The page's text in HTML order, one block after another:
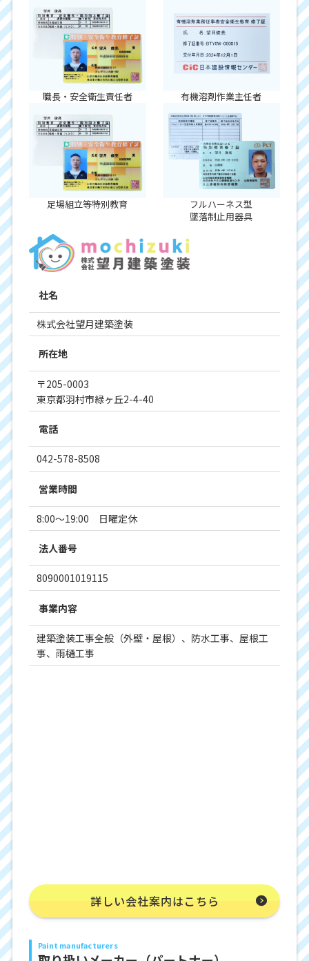
職長・安全衛生責任者 有機溶剤作業主任者
足場組立等特別教育
フルハーネス型
墜落制止用器具
社名
株式会社望月建築塗装
所在地
〒205-0003
東京都羽村市緑ヶ丘2-4-40
電話
042-578-8508
営業時間
8:00～19:00 日曜定休
法人番号
8090001019115
事業内容
建築塗装工事全般（外壁・屋根）、防水工事、屋根工
事、雨樋工事
詳しい会社案内はこちら
Paint manufacturers